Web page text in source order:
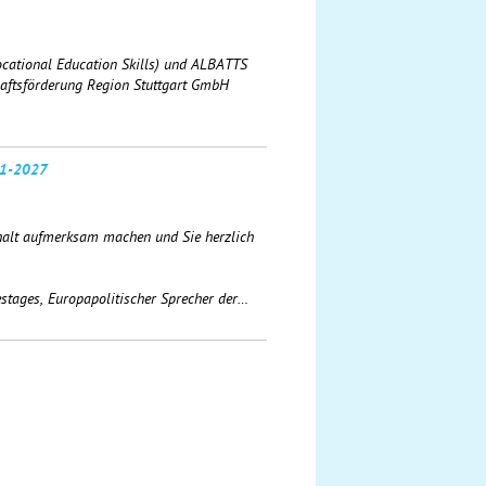
Education Skills) und ALBATTS
Region Stuttgart GmbH
2027
aufmerksam machen und Sie herzlich
Europapolitischer Sprecher der…